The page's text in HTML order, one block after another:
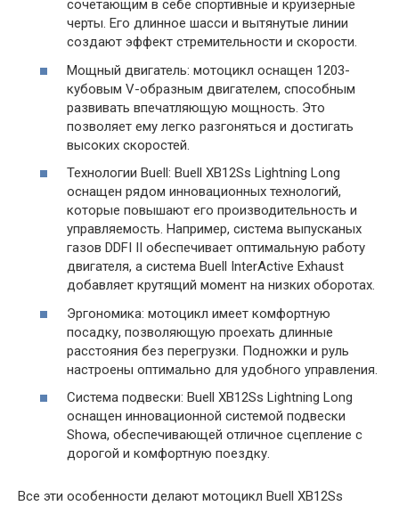
сочетающим в себе спортивные и круизерные
черты. Его длинное шасси и вытянутые линии
создают эффект стремительности и скорости.
Мощный двигатель: мотоцикл оснащен 1203-
кубовым V-образным двигателем, способным
развивать впечатляющую мощность. Это
позволяет ему легко разгоняться и достигать
высоких скоростей.
Технологии Buell: Buell XB12Ss Lightning Long
оснащен рядом инновационных технологий,
которые повышают его производительность и
управляемость. Например, система выпусканых
газов DDFI II обеспечивает оптимальную работу
двигателя, а система Buell InterActive Exhaust
добавляет крутящий момент на низких оборотах.
Эргономика: мотоцикл имеет комфортную
посадку, позволяющую проехать длинные
расстояния без перегрузки. Подножки и руль
настроены оптимально для удобного управления.
Система подвески: Buell XB12Ss Lightning Long
оснащен инновационной системой подвески
Showa, обеспечивающей отличное сцепление с
дорогой и комфортную поездку.
Все эти особенности делают мотоцикл Buell XB12Ss